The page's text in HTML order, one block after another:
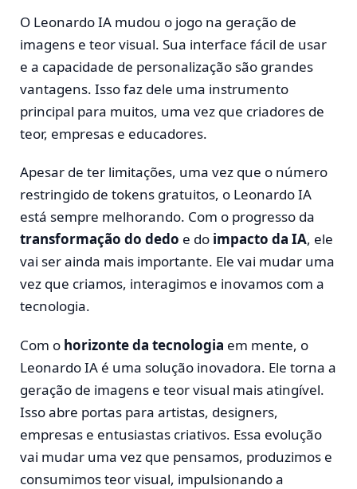
O Leonardo IA mudou o jogo na geração de
imagens e teor visual. Sua interface fácil de usar
e a capacidade de personalização são grandes
vantagens. Isso faz dele uma instrumento
principal para muitos, uma vez que criadores de
teor, empresas e educadores.
Apesar de ter limitações, uma vez que o número
restringido de tokens gratuitos, o Leonardo IA
está sempre melhorando. Com o progresso da
transformação do dedo e do impacto da IA, ele
vai ser ainda mais importante. Ele vai mudar uma
vez que criamos, interagimos e inovamos com a
tecnologia.
Com o horizonte da tecnologia em mente, o
Leonardo IA é uma solução inovadora. Ele torna a
geração de imagens e teor visual mais atingível.
Isso abre portas para artistas, designers,
empresas e entusiastas criativos. Essa evolução
vai mudar uma vez que pensamos, produzimos e
consumimos teor visual, impulsionando a